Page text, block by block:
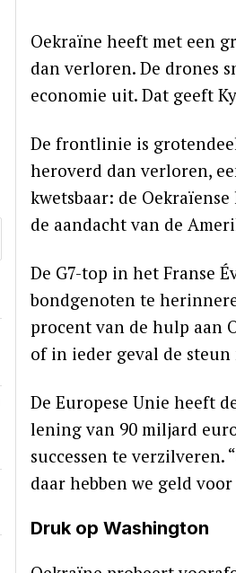
Oekraïne heeft met een
dan verloren. De drones
economie uit. Dat geeft
De frontlinie is
heroverd dan verloren,
kwetsbaar: de
de aandacht van de
De G7-top in het Franse
bondgenoten te
procent van de hulp aan
of in ieder geval de
De Europese Unie heeft
lening van 90 miljard
successen te
daar hebben we geld
Druk op Washington